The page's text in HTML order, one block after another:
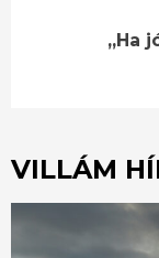
,,Ha
VILLÁM